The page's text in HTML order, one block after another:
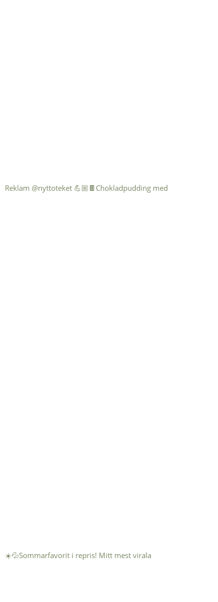
Reklam @nyttoteket 💪🏼🍫Chokladpudding med
☀️💦Sommarfavorit i repris! Mitt mest virala